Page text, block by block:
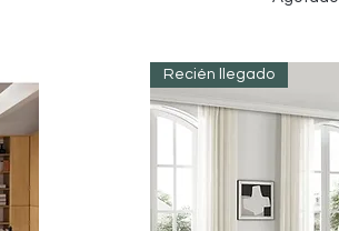
Recién llegado